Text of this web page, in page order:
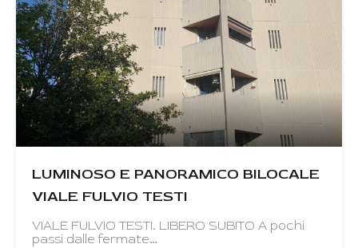
LUMINOSO E PANORAMICO BILOCALE
VIALE FULVIO TESTI
VIALE FULVIO TESTI. LIBERO SUBITO A pochi
passi dalle fermate…